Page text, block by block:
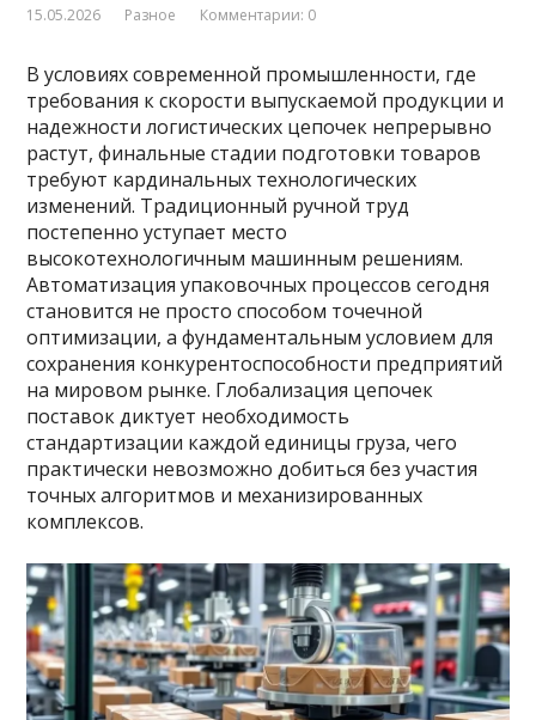
15.05.2026 Разное Комментарии: 0
В условиях современной промышленности, где
требования к скорости выпускаемой продукции и
надежности логистических цепочек непрерывно
растут, финальные стадии подготовки товаров
требуют кардинальных технологических
изменений. Традиционный ручной труд
постепенно уступает место
высокотехнологичным машинным решениям.
Автоматизация упаковочных процессов сегодня
становится не просто способом точечной
оптимизации, а фундаментальным условием для
сохранения конкурентоспособности предприятий
на мировом рынке. Глобализация цепочек
поставок диктует необходимость
стандартизации каждой единицы груза, чего
практически невозможно добиться без участия
точных алгоритмов и механизированных
комплексов.